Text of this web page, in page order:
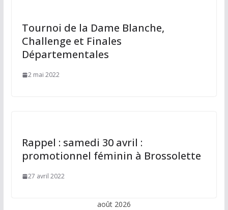
Tournoi de la Dame Blanche,
Challenge et Finales
Départementales
2 mai 2022
Rappel : samedi 30 avril :
promotionnel féminin à Brossolette
27 avril 2022
août 2026